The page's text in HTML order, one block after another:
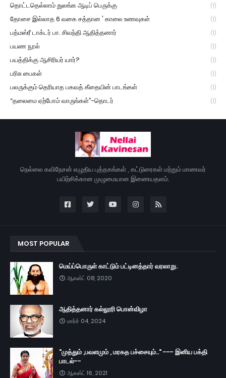
தொட்டதெல்லாம் துலங்க ஆடிப் பெருக்கு (1)
தோசை இல்லாத 6 வகை சத்தான ' காலை உணவுகள் (1)
பத்மஸ்ரீ டாக்டர் பா. சிவந்தி ஆதித்தனார் (1)
பயண நூல் (1)
பயத்திக்கு ஆசிரியர் யார்? (1)
பரிசு பைகள் (1)
பலருக்கும் தெரியாத பகவத் கீதையின் பாடங்கள் (1)
“தலைமை ஏற்போம் வாருங்கள்”-தொடர் (1)
நெல்லை கவிநேசன் எழுதிய புத்தகங்கள் , கட்டுரைகள் மற்றும் மாணவர்
பயிற்சிக்கான முழுமையான இணையதளம்.
MOST POPULAR
மெய்ப்பொருள் காட்டும் பட்டினத்தார் வரலாறு.
ஆகஸ்ட் 08, 2020
ஆதித்தனார் கல்லூரி பொன்விழா
மார்ச் 04, 2024
"முத்தும் ,பவளமும் , மரகத பச்சையும்.." --- இனிய பக்தி
பாடல்--
ஆகஸ்ட் 16, 2021